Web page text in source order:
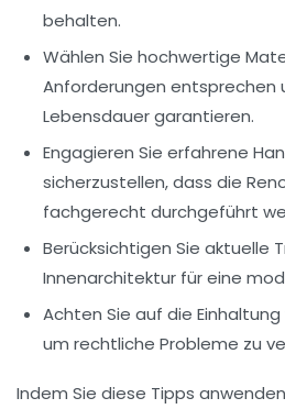
behalten.
Wählen Sie hochwertige
Anforderungen entsprechen
Lebensdauer garantieren.
Engagieren Sie erfahrene
sicherzustellen, dass die
fachgerecht durchgeführt
Berücksichtigen Sie aktuelle
Innenarchitektur für eine
Achten Sie auf die Einhaltung
um rechtliche Probleme zu
Indem Sie diese Tipps